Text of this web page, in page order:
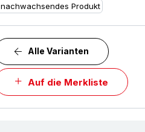
nachwachsendes Produkt
Auf die Merkliste
Alle Varianten